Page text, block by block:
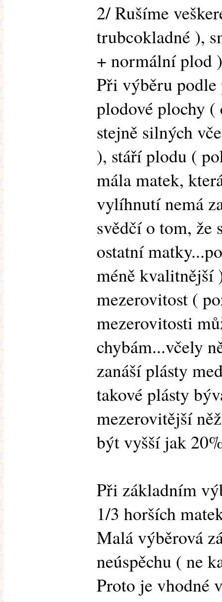
2/ Rušíme
trubcokladné ),
+ normální plod
Při výběru
plodové plochy
stejně silných
), stáří plodu (
mála matek,
vylíhnutí nemá
svědčí o tom, že
ostatní
méně kvalitnější
mezerovitost (
mezerovitosti
chybám...včely
zanáší plásty
takové plásty
mezerovitější
být vyšší jak
Při základním
1/3 horších
Malá výběrová
neúspěchu ( ne
Proto je vhodné